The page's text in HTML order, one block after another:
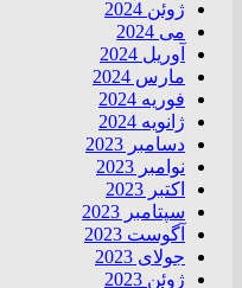
ژوئن 2024
می 2024
آوریل 2024
مارس 2024
فوریه 2024
ژانویه 2024
دسامبر 2023
نوامبر 2023
اکتبر 2023
سپتامبر 2023
آگوست 2023
جولای 2023
ژوئن 2023